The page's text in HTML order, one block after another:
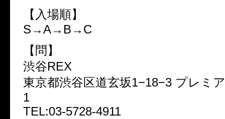
【入場順】
S→A→B→C
【問】
渋谷REX
東京都渋谷区道玄坂1−18−3 プレミ
1
TEL:03-5728-4911